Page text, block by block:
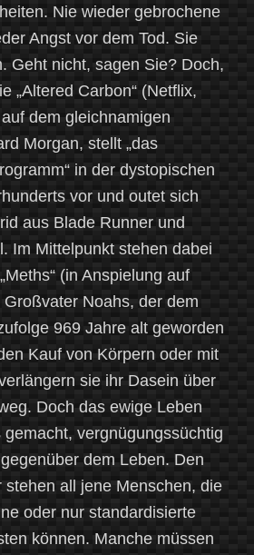
Nie wieder gebrochene
Angst vor dem Tod. Sie
Geht nicht, sagen Sie? Doch,
„Altered Carbon“ (Netflix,
dem gleichnamigen
Morgan, stellt „das
in der dystopischen
vor und outet sich
aus Blade Runner und
Im Mittelpunkt stehen dabei
(in Anspielung auf
Noahs, der dem
969 Jahre alt geworden
Kauf von Körpern oder mit
sie ihr Dasein über
Doch das ewige Leben
gemacht, vergnügungssüchtig
dem Leben. Den
stehen all jene Menschen, die
oder nur standardisierte
können. Manche müssen